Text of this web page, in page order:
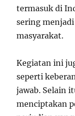
termasuk di
sering
masyarakat.
Kegiatan ini
seperti
jawab. Selain
menciptakan